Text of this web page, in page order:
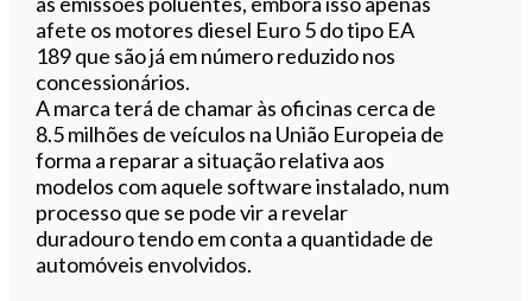
afete os motores diesel Euro 5 do tipo EA
189 que são já em número reduzido nos
concessionários.
A marca terá de chamar às oficinas cerca de
8.5 milhões de veículos na União Europeia de
forma a reparar a situação relativa aos
modelos com aquele software instalado, num
processo que se pode vir a revelar
duradouro tendo em conta a quantidade de
automóveis envolvidos.